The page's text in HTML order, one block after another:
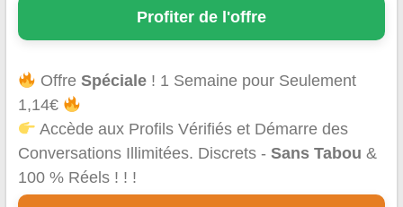
Profiter de l'offre
OffreSpéciale ! 1 Semaine pour Seulement
1,14€
Accède aux Profils Vérifiés et Démarre des
Conversations Illimitées. Discrets - Sans Tabou &
100 % Réels ! ! !